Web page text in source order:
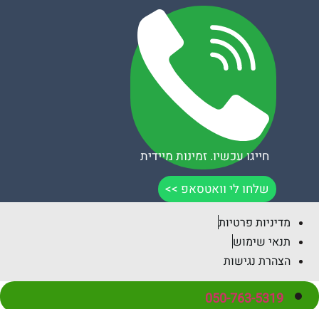
חייגו עכשיו. זמינות מיידית
שלחו לי וואטסאפ >>
פרטיות
שימוש
נגישות
050-763-